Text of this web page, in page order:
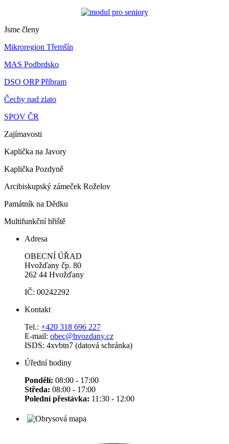
Jsme členy
Mikroregion Třemšín
MAS Podbrdsko
DSO ORP Příbram
Čechy nad zlato
SPOV ČR
Zajímavosti
Kaplička na Javory
Kaplička Pozdyně
Arcibiskupský zámeček Roželov
Památník na Dědku
Multifunkční hřiště
Adresa
OBECNÍ ÚŘAD
Hvožďany čp. 80
262 44 Hvožďany
IČ: 00242292
Kontakt
Tel.: +420 318 696 227
E-mail: obec@hvozdany.cz
ISDS: 4xvbtn7 (datová schránka)
Úřední hodiny
Pondělí: 08:00 - 17:00
Středa: 08:00 - 17:00
Polední přestávka: 11:30 - 12:00